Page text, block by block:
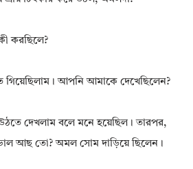
করছিলে?
গিয়েছিলাম। আপনি আমাকে দেখেছিলেন?
দেখলাম বলে মনে হয়েছিল। তারপর,
আছ তো? অমল সোম দাড়িয়ে ছিলেন।